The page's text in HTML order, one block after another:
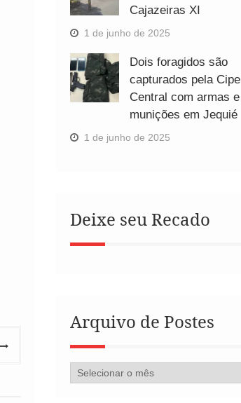
Cajazeiras XI
1 de junho de 2025
Dois foragidos são
capturados pela Cipe
Central com armas e
munições em Jequié
1 de junho de 2025
Deixe seu Recado
Arquivo de Postes
Arquivo